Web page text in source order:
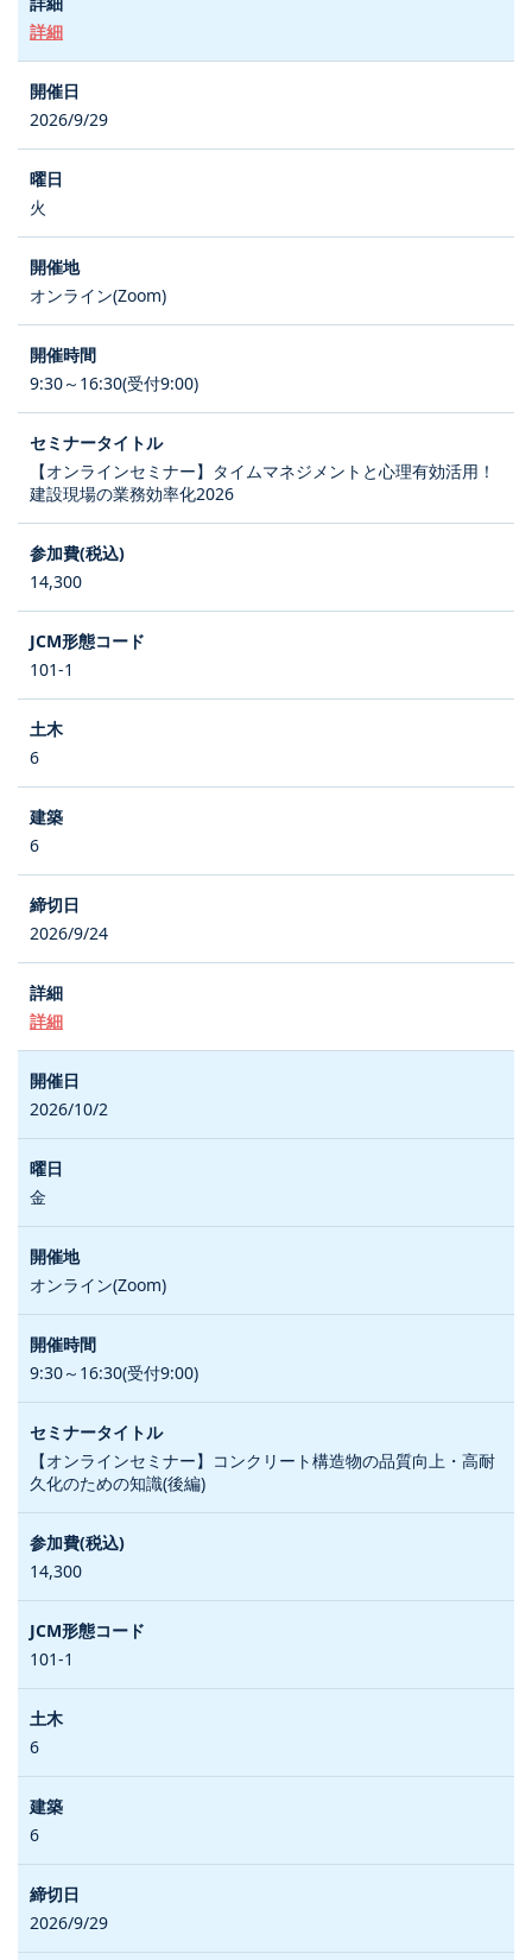
詳細
2026/9/29
火
オンライン(Zoom)
9:30～16:30(受付9:00)
【オンラインセミナー】タイムマネジメントと心理有効活用！
建設現場の業務効率化2026
14,300
101-1
6
6
2026/9/24
詳細
2026/10/2
金
オンライン(Zoom)
9:30～16:30(受付9:00)
【オンラインセミナー】コンクリート構造物の品質向上・高耐
久化のための知識(後編)
14,300
101-1
6
6
2026/9/29